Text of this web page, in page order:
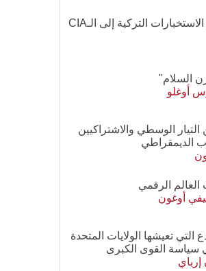
رسالة من الاستخبارات التركية إلى الـCIA
السلام"
أوغلو
التيار الوسطي والاشتراكيين
الديمقراطي
الرقمي
أوغون
التي تعيشها الولايات المتحدة
سياسة القوى الكبرى
إرباي